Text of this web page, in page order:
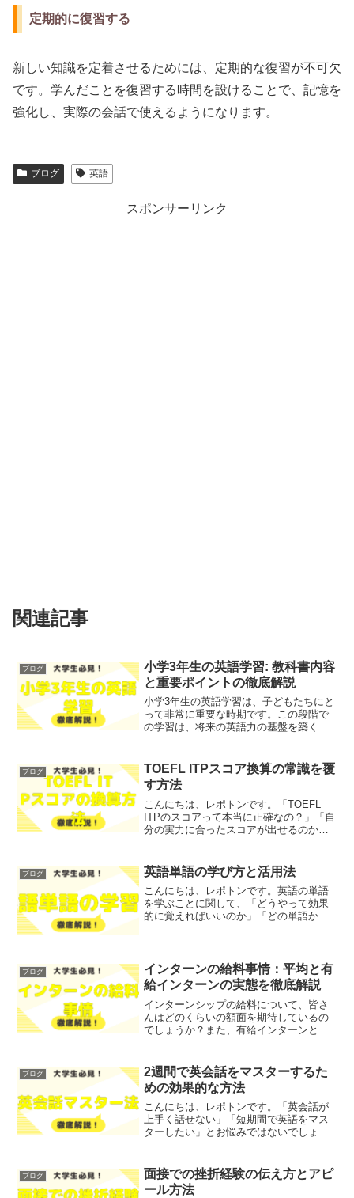
定期的に復習する
新しい知識を定着させるためには、定期的な復習が不可欠
です。学んだことを復習する時間を設けることで、記憶を
強化し、実際の会話で使えるようになります。
ブログ 英語
スポンサーリンク
関連記事
ブログ
小学3年生の英語学習: 教科書内容
と重要ポイントの徹底解説
小学3年生の英語学習は、子どもたちにと
って非常に重要な時期です。この段階で
の学習は、将来の英語力の基盤を築くも
っているのか」といった悩みを抱えてい
る方も多いのではないで...
ブログ
TOEFL ITPスコア換算の常識を覆
す方法
こんにちは、レポトンです。「TOEFL
ITPのスコアって本当に正確なの？」「自
分の実力に合ったスコアが出せるのか
今回は、TOEFL ITPスコアの換算方法に
ついて、常...
ブログ 英語単語の学び方と活用法
こんにちは、レポトンです。英語の単語
を学ぶことに関して、「どうやって効果
的に覚えればいいのか」「どの単語から
す！レポトンこの記事は次...
ブログ
インターンの給料事情：平均と有
給インターンの実態を徹底解説
インターンシップの給料について、皆さ
んはどのくらいの額面を期待しているの
でしょうか？また、有給インターンと無
ップの給料事情について、平均的な給与
や有給インターンの実態を...
ブログ
2週間で英会話をマスターするた
めの効果的な方法
こんにちは、レポトンです。「英会話が
上手く話せない」「短期間で英語をマス
ターしたい」とお悩みではないでしょう
説します！レポトンこの記事は次のよう
な人におすすめ！英語を...
ブログ
面接での挫折経験の伝え方とアピ
ール方法